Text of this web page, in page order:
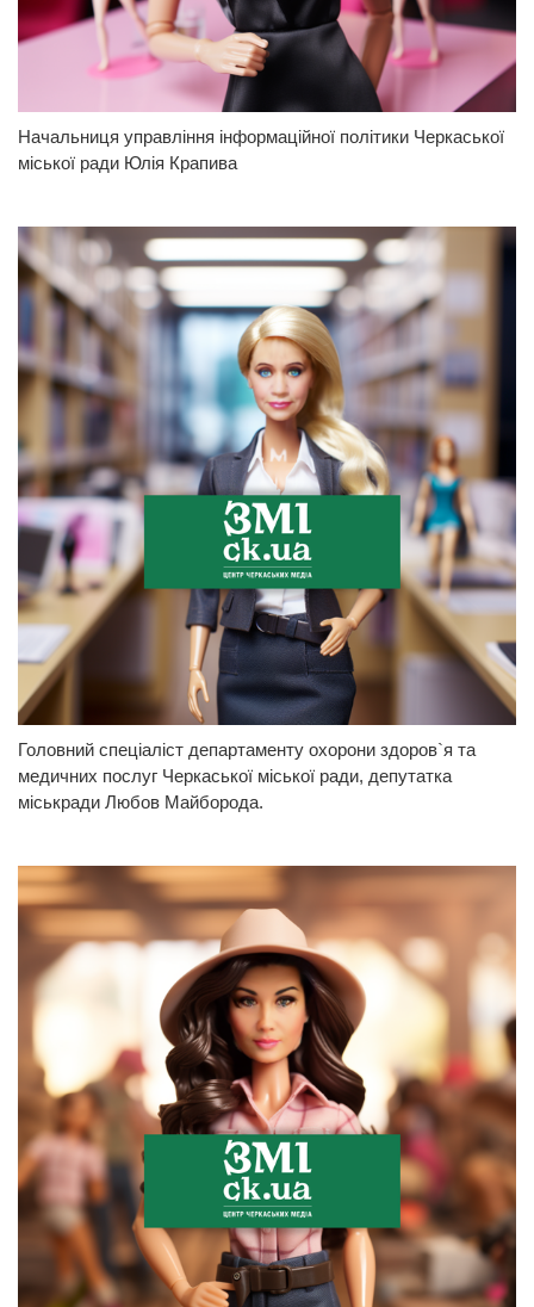
Начальниця управління інформаційної політики Черкаської
міської ради Юлія Крапива
Головний спеціаліст департаменту охорони здоров`я та
медичних послуг Черкаської міської ради, депутатка
міськради Любов Майборода.